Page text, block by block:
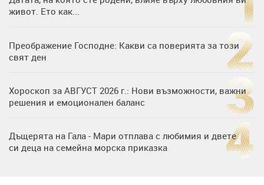
живот. Ето как...
Преображение Господне: Какви са поверията за този
свят ден
Хороскоп за АВГУСТ 2026 г.: Нови възможности, важни
решения и емоционален баланс
Дъщерята на Гала - Мари отплава с любимия и двете
си деца на семейна морска приказка